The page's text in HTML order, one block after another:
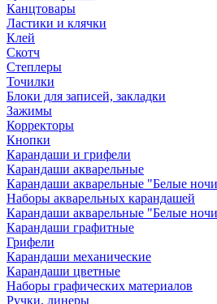
Канцтовары
Ластики и клячки
Клей
Скотч
Степлеры
Точилки
Блоки для записей, закладки
Зажимы
Корректоры
Кнопки
Карандаши и грифели
Карандаши акварельные
Карандаши акварельные "Белые
Наборы акварельных карандашей
Карандаши акварельные "Белые
Карандаши графитные
Грифели
Карандаши механические
Карандаши цветные
Наборы графических материалов
Ручки, линеры